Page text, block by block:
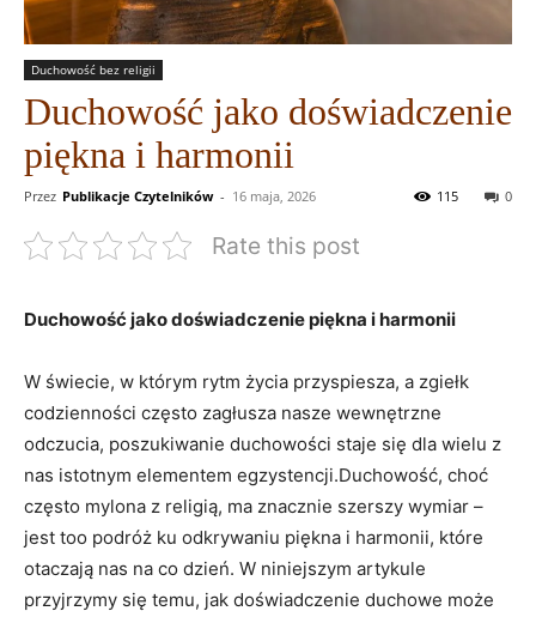
Duchowość bez religii
Duchowość jako doświadczenie
piękna i harmonii
Przez Publikacje Czytelników - 16 maja, 2026 0
115
Rate this post
Duchowość jako doświadczenie piękna i harmonii
W świecie, w którym rytm życia przyspiesza, a zgiełk
codzienności często zagłusza nasze wewnętrzne
odczucia, poszukiwanie duchowości staje się dla wielu z
nas istotnym elementem egzystencji.Duchowość, choć
często mylona z religią, ma znacznie szerszy wymiar –
jest too podróż ku odkrywaniu piękna i harmonii, które
otaczają nas na co dzień. W niniejszym artykule
przyjrzymy się temu, jak doświadczenie duchowe może